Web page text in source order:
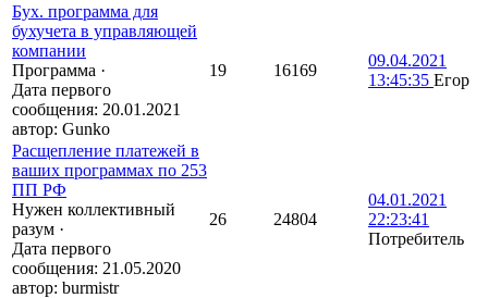
Бух. программа для
бухучета в управляющей
компании
Программа ·
Дата первого
сообщения: 20.01.2021
автор: Gunko
19 16169
09.04.2021
13:45:35 Егор
Расщепление платежей в
ваших программах по 253
ПП РФ
Нужен коллективный
разум ·
Дата первого
сообщения: 21.05.2020
автор: burmistr
26 24804
04.01.2021
22:23:41
Потребитель